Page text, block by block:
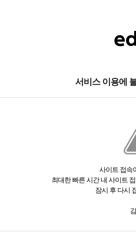
서비스 이용에
사이트 접속
최대한 빠른 시간 내 사이트
잠시 후 다시